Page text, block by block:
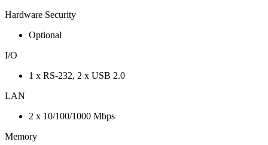
Hardware Security
Optional
I/O
1 x RS-232, 2 x USB 2.0
LAN
2 x 10/100/1000 Mbps
Memory